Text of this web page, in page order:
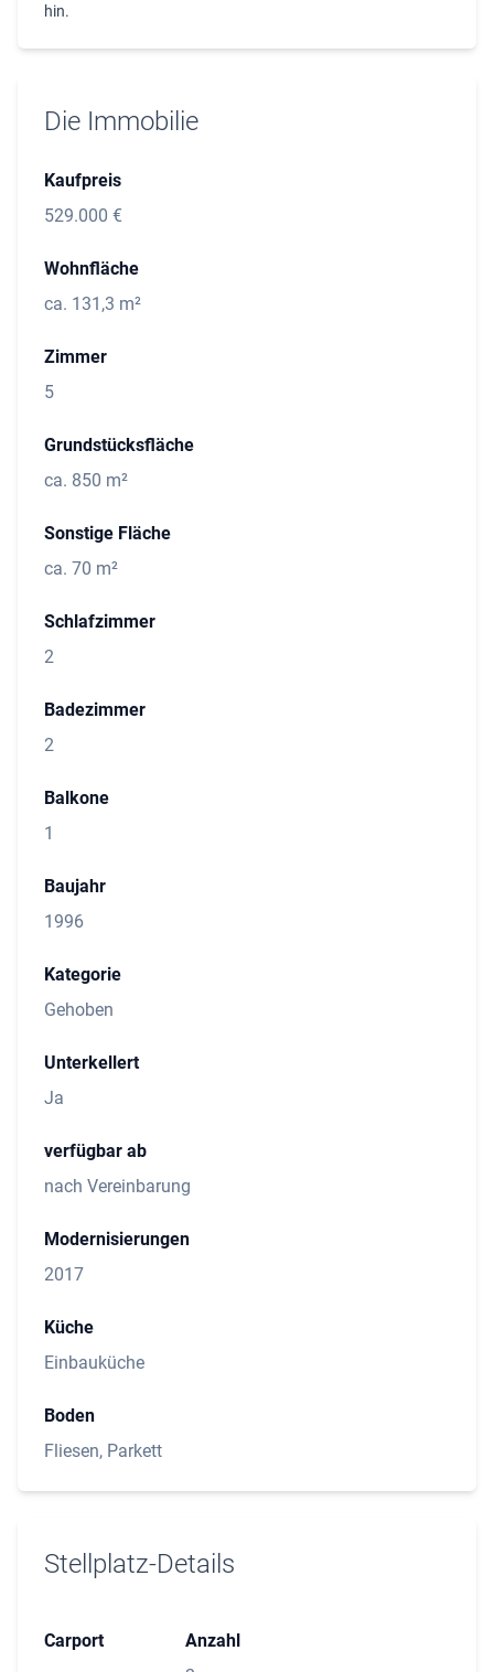
hin.
Die Immobilie
Kaufpreis
529.000 €
Wohnfläche
ca. 131,3 m²
Zimmer
5
Grundstücksfläche
ca. 850 m²
Sonstige Fläche
ca. 70 m²
Schlafzimmer
2
Badezimmer
2
Balkone
1
Baujahr
1996
Kategorie
Gehoben
Unterkellert
Ja
verfügbar ab
nach Vereinbarung
Modernisierungen
2017
Küche
Einbauküche
Boden
Fliesen, Parkett
Stellplatz-Details
Carport
Anzahl